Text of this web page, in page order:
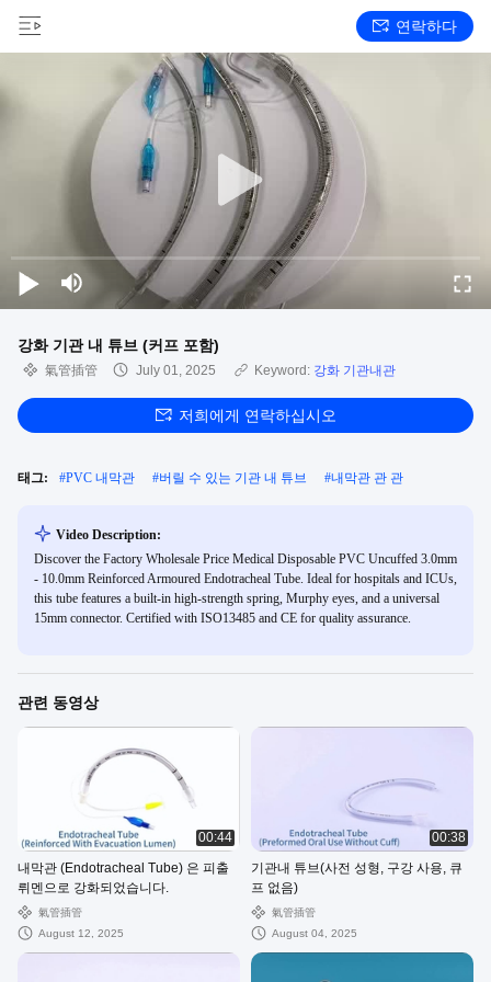
연락하다
강화 기관 내 튜브 (커프 포함)
氣管插管 July 01, 2025 Keyword: 강화 기관내관
저희에게 연락하십시오
태그: #PVC 내막관 #버릴 수 있는 기관 내 튜브 #내막관 관 관
Video Description:
Discover the Factory Wholesale Price Medical Disposable PVC Uncuffed 3.0mm
- 10.0mm Reinforced Armoured Endotracheal Tube. Ideal for hospitals and ICUs,
this tube features a built-in high-strength spring, Murphy eyes, and a universal
15mm connector. Certified with ISO13485 and CE for quality assurance.
관련 동영상
00:44
내막관 (Endotracheal Tube) 은 피출
뤼멘으로 강화되었습니다.
氣管插管
August 12, 2025
00:38
기관내 튜브(사전 성형, 구강 사용, 큐
프 없음)
氣管插管
August 04, 2025